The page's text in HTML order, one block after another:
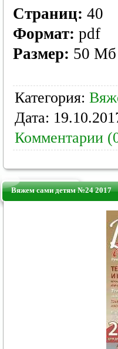
Страниц: 40
Формат: pdf
Размер: 50 Мб
Категория:
Дата:
Комментарии
Вяжем сами детям №24 2017